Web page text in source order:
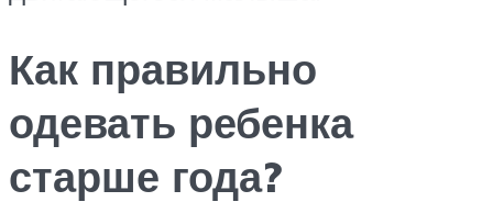
Как правильно
одевать ребенка
старше года?